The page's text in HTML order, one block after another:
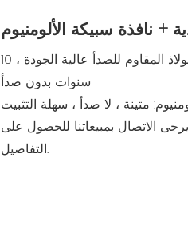
+ نافذة سبيكة الألومنيوم
أبواب الصلب: استخدم أبواب الفولاذ المقاوم للصدأ عالية الجودة ، 10
سنوات بدون صدأ
متينة ، لا صدأ ، سهلة التثبيت
الاتصال بمبيعاتنا للحصول على
التفاصيل.